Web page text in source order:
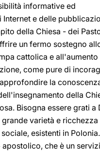
informative ed
e delle
della Chiesa - dei
un fermo sostegno
cattolica e all'aumento
come pure di
la
della
Bisogna essere grati a
varietà e
esistenti in
che è un